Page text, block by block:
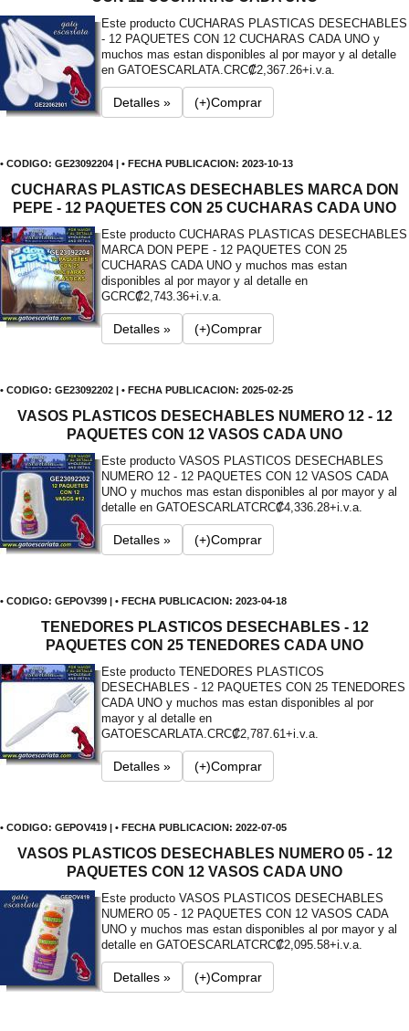
Este producto CUCHARAS PLASTICAS DESECHABLES
- 12 PAQUETES CON 12 CUCHARAS CADA UNO y
muchos mas estan disponibles al por mayor y al detalle
en GATOESCARLATA. CRC₡2,367.26+i.v.a.
Detalles » (+)Comprar
• CODIGO: GE23092204 | • FECHA PUBLICACION: 2023-10-13
CUCHARAS PLASTICAS DESECHABLES MARCA DON
PEPE - 12 PAQUETES CON 25 CUCHARAS CADA UNO
Este producto CUCHARAS PLASTICAS DESECHABLES
MARCA DON PEPE - 12 PAQUETES CON 25
CUCHARAS CADA UNO y muchos mas estan
disponibles al por mayor y al detalle en
GCRC₡2,743.36+i.v.a.
Detalles » (+)Comprar
• CODIGO: GE23092202 | • FECHA PUBLICACION: 2025-02-25
VASOS PLASTICOS DESECHABLES NUMERO 12 - 12
PAQUETES CON 12 VASOS CADA UNO
Este producto VASOS PLASTICOS DESECHABLES
NUMERO 12 - 12 PAQUETES CON 12 VASOS CADA
UNO y muchos mas estan disponibles al por mayor y al
detalle en GATOESCARLATCRC₡4,336.28+i.v.a.
Detalles » (+)Comprar
• CODIGO: GEPOV399 | • FECHA PUBLICACION: 2023-04-18
TENEDORES PLASTICOS DESECHABLES - 12
PAQUETES CON 25 TENEDORES CADA UNO
Este producto TENEDORES PLASTICOS
DESECHABLES - 12 PAQUETES CON 25 TENEDORES
CADA UNO y muchos mas estan disponibles al por
mayor y al detalle en
GATOESCARLATA. CRC₡2,787.61+i.v.a.
Detalles » (+)Comprar
• CODIGO: GEPOV419 | • FECHA PUBLICACION: 2022-07-05
VASOS PLASTICOS DESECHABLES NUMERO 05 - 12
PAQUETES CON 12 VASOS CADA UNO
Este producto VASOS PLASTICOS DESECHABLES
NUMERO 05 - 12 PAQUETES CON 12 VASOS CADA
UNO y muchos mas estan disponibles al por mayor y al
detalle en GATOESCARLATCRC₡2,095.58+i.v.a.
Detalles » (+)Comprar